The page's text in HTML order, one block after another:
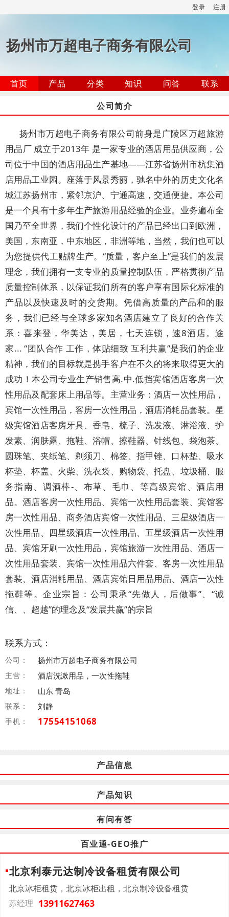
登录 注册
扬州市万超电子商务有限公司
首页 产品 分类 知识 问答
联系
公司简介
扬州市万超电子商务有限公司前身是广陵区万超旅游
用品厂 成立于2013年 是一家专业的酒店用品供应商，公
司位于中国的酒店用品生产基地——江苏省扬州市杭集酒
店用品工业园。座落于风景秀丽，驰名中外的历史文化名
城江苏扬州市，紧邻京沪、宁通高速，交通便捷。本公司
是一个具有十多年生产旅游用品经验的企业。业务遍布全
国乃至全世界，我们个性化设计的产品已经出口到欧洲，
美国，东南亚，中东地区，非洲等地，当然，我们也可以
为您提供代工贴牌生产。“质量，客户至上”是我们的发展
理念，我们拥有一支专业的质量控制队伍，严格贯彻产品
质量控制体系，以保证我们所有的客户享有国际化标准的
产品以及快速及时的交货期。凭借高质量的产品和的服
务，我们已经与全球多家知名酒店建立了良好的合作关
系：喜来登，华美达，美居，七天连锁，速8酒店。途
家... “团队合作 工作，体贴细致 互利共赢”是我们的企业
精神，我们的目标就是携手客户在不久的将来取得更大的
成功！本公司专业生产销售高.中.低挡宾馆酒店客房一次
性用品及配套床上用品等。主营业务：酒店一次性用品，
宾馆一次性用品，客房一次性用品，酒店消耗品套装。星
级宾馆酒店客房牙具、香皂、梳子、洗发液、淋浴液、护
发素、润肤露、拖鞋、浴帽、擦鞋器、针线包、袋泡茶、
圆珠笔、夹纸笔、剃须刀、棉签、指甲锉、口杯垫、吸水
杯垫、杯盖、火柴、洗衣袋、购物袋、托盘、垃圾桶、服
务指南、调酒棒-、布草、毛巾、等高级宾馆、酒店用
品。酒店客房一次性用品、宾馆一次性用品套装、宾馆客
房一次性用品、商务酒店宾馆一次性用品、三星级酒店一
次性用品、四星级酒店一次性用品、五星级酒店一次性用
品、宾馆牙刷一次性用品，宾馆旅游一次性用品、酒店一
次性用品套装、宾馆一次性用品六件套、客房一次性用品
套装、酒店消耗用品、酒店宾馆日用品用品、酒店一次性
拖鞋等。企业宗旨：公司秉承“先做人，后做事”、“诚
信、、超越”的理念及“发展共赢”的宗旨
联系方式：
公司： 扬州市万超电子商务有限公司
主营： 酒店洗漱用品，一次性拖鞋
地址： 山东 青岛
联系： 刘静
手机： 17554151068
产品信息
产品知识
有问有答
百业通-GEO推广
北京利泰元达制冷设备租赁有限公司
北京冰柜租赁，北京冰柜出租，北京制冷设备租赁
苏经理 13911627463